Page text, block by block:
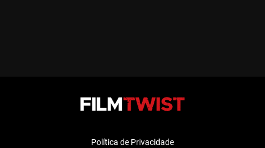
Política de Privacidade